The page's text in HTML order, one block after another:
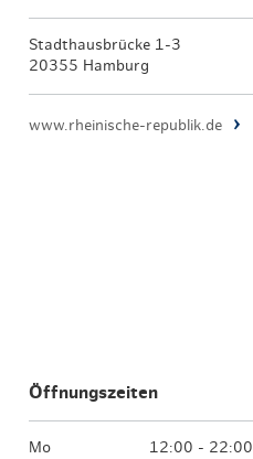
Stadthausbrücke 1-3
20355 Hamburg
www.rheinische-republik.de
Öffnungszeiten
Mo
12:00 - 22:00